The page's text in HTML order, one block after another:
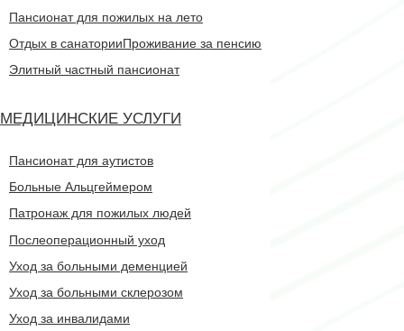
Пансионат для пожилых на лето
Отдых в санаторииПроживание за пенсию
Элитный частный пансионат
МЕДИЦИНСКИЕ УСЛУГИ
Пансионат для аутистов
Больные Альцгеймером
Патронаж для пожилых людей
Послеоперационный уход
Уход за больными деменцией
Уход за больными склерозом
Уход за инвалидами